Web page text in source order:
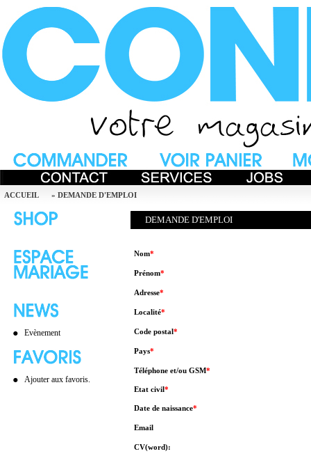
ACCUEIL » DEMANDE D'EMPLOI
Evènement
Ajouter aux favoris.
DEMANDE D'EMPLOI
Nom*
Prénom*
Adresse*
Localité*
Code postal*
Pays*
Téléphone et/ou GSM*
Etat civil*
Date de naissance*
Email
CV(word):